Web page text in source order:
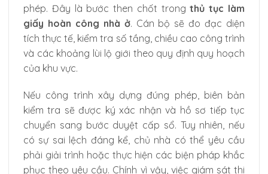
phép. Đây là bước then chốt trongthủ tục làm
giấy hoàn công nhà ở. Cán bộ sẽ đo đạc diện
tích thực tế, kiểm tra số tầng, chiều cao công trình
và các khoảng lùi lộ giới theo quy định quy hoạch
của khu vực.
Nếu công trình xây dựng đúng phép, biên bản
kiểm tra sẽ được ký xác nhận và hồ sơ tiếp tục
chuyển sang bước duyệt cấp sổ. Tuy nhiên, nếu
có sự sai lệch đáng kể, chủ nhà có thể yêu cầu
phải giải trình hoặc thực hiện các biện pháp khắc
phục theo yêu cầu. Chính vì vậy, việc giám sát thi